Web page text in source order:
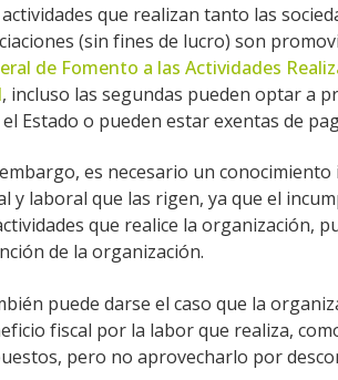
que realizan tanto las
(sin fines de lucro) son
de Fomento a las Actividades
, incluso las segundas pueden optar a
Estado o pueden estar exentas de
es necesario un
y laboral que las rigen, ya que el
que realice la organización,
de la organización.
puede darse el caso que la
fiscal por la labor que realiza,
pero no aprovecharlo por